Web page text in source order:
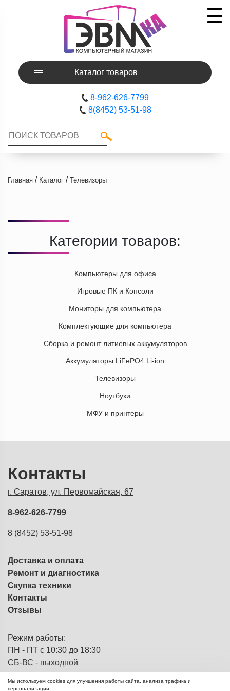
Каталог товаров
8-962-626-7799
8(8452) 53-51-98
Главная / Каталог / Телевизоры
Категории товаров:
Компьютеры для офиса
Игровые ПК и Консоли
Мониторы для компьютера
Комплектующие для компьютера
Сборка и ремонт литиевых аккумуляторов
Аккумуляторы LiFePO4 Li-ion
Телевизоры
Ноутбуки
МФУ и принтеры
Контакты
г. Саратов, ул. Первомайская, 67
8-962-626-7799
8 (8452) 53-51-98
Доставка и оплата
Ремонт и диагностика
Скупка техники
Контакты
Отзывы
Режим работы:
ПН - ПТ с 10:30 до 18:30
СБ-ВС - выходной
Мы используем cookies для улучшения работы сайта, анализа трафика и
персонализации.